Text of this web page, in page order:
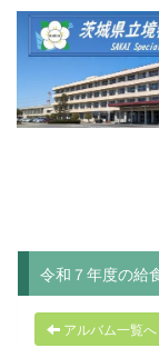
令和７年度の給
アルバム一覧へ